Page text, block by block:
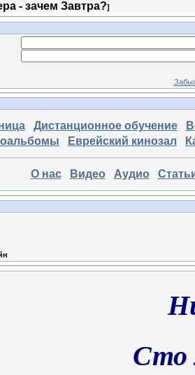
- зачем Завтра?]
Дистанционное обучение
Еврейский кинозал
О нас Видео Аудио
Сто